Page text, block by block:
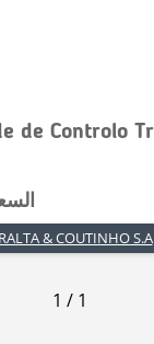
& COUTINHO S.A
1 / 1